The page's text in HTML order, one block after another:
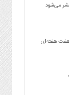
می‌شود
هفت هفته‌ای